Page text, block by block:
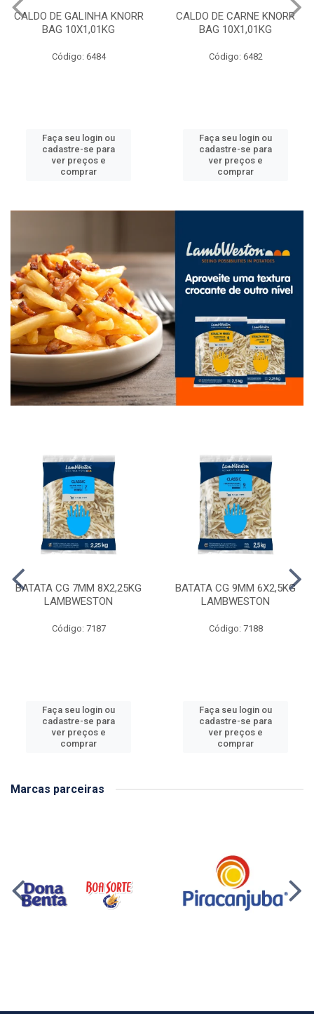
CALDO DE GALINHA KNORR
BAG 10X1,01KG
Código: 6484
Faça seu login ou
cadastre-se para
ver preços e
comprar
CALDO DE CARNE KNORR
BAG 10X1,01KG
Código: 6482
Faça seu login ou
cadastre-se para
ver preços e
comprar
BATATA CG 7MM 8X2,25KG
LAMBWESTON
Código: 7187
Faça seu login ou
cadastre-se para
ver preços e
comprar
BATATA CG 9MM 6X2,5KG
LAMBWESTON
Código: 7188
Faça seu login ou
cadastre-se para
ver preços e
comprar
Marcas parceiras